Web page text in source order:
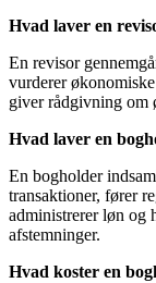
Hvad laver en
En revisor
vurderer
giver rådgivning om
Hvad laver en
En bogholder
transaktioner, fører
administrerer løn og
afstemninger.
Hvad koster en